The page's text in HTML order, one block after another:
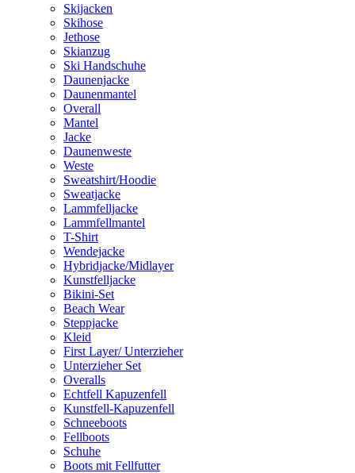
Skijacken
Skihose
Jethose
Skianzug
Ski Handschuhe
Daunenjacke
Daunenmantel
Overall
Mantel
Jacke
Daunenweste
Weste
Sweatshirt/Hoodie
Sweatjacke
Lammfelljacke
Lammfellmantel
T-Shirt
Wendejacke
Hybridjacke/Midlayer
Kunstfelljacke
Bikini-Set
Beach Wear
Steppjacke
Kleid
First Layer/ Unterzieher
Unterzieher Set
Overalls
Echtfell Kapuzenfell
Kunstfell-Kapuzenfell
Schneeboots
Fellboots
Schuhe
Boots mit Fellfutter